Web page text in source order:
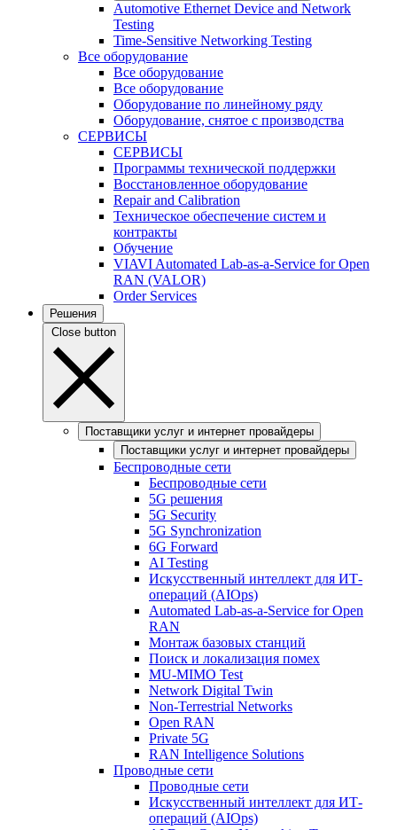
Automotive Ethernet Device and Network
Testing
Time-Sensitive Networking Testing
Все оборудование
Все оборудование
Все оборудование
Оборудование по линейному ряду
Оборудование, снятое с производства
СЕРВИСЫ
СЕРВИСЫ
Программы технической поддержки
Восстановленное оборудование
Repair and Calibration
Техническое обеспечение систем и
контракты
Обучение
VIAVI Automated Lab-as-a-Service for Open
RAN (VALOR)
Order Services
Решения
Close button
Поставщики услуг и интернет провайдеры
Поставщики услуг и интернет провайдеры
Беспроводные сети
Беспроводные сети
5G решения
5G Security
5G Synchronization
6G Forward
AI Testing
Искусственный интеллект для ИТ-
операций (AIOps)
Automated Lab-as-a-Service for Open
RAN
Монтаж базовых станций
Поиск и локализация помех
MU-MIMO Test
Network Digital Twin
Non-Terrestrial Networks
Open RAN
Private 5G
RAN Intelligence Solutions
Проводные сети
Проводные сети
Искусственный интеллект для ИТ-
операций (AIOps)